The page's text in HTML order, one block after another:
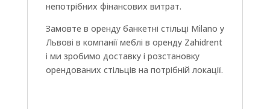
непотрібних фінансових витрат.
Замовте в оренду банкетні стільці Milano у
Львові в компанії меблі в оренду Zahidrent
і ми зробимо доставку і розстановку
орендованих стільців на потрібній локації.